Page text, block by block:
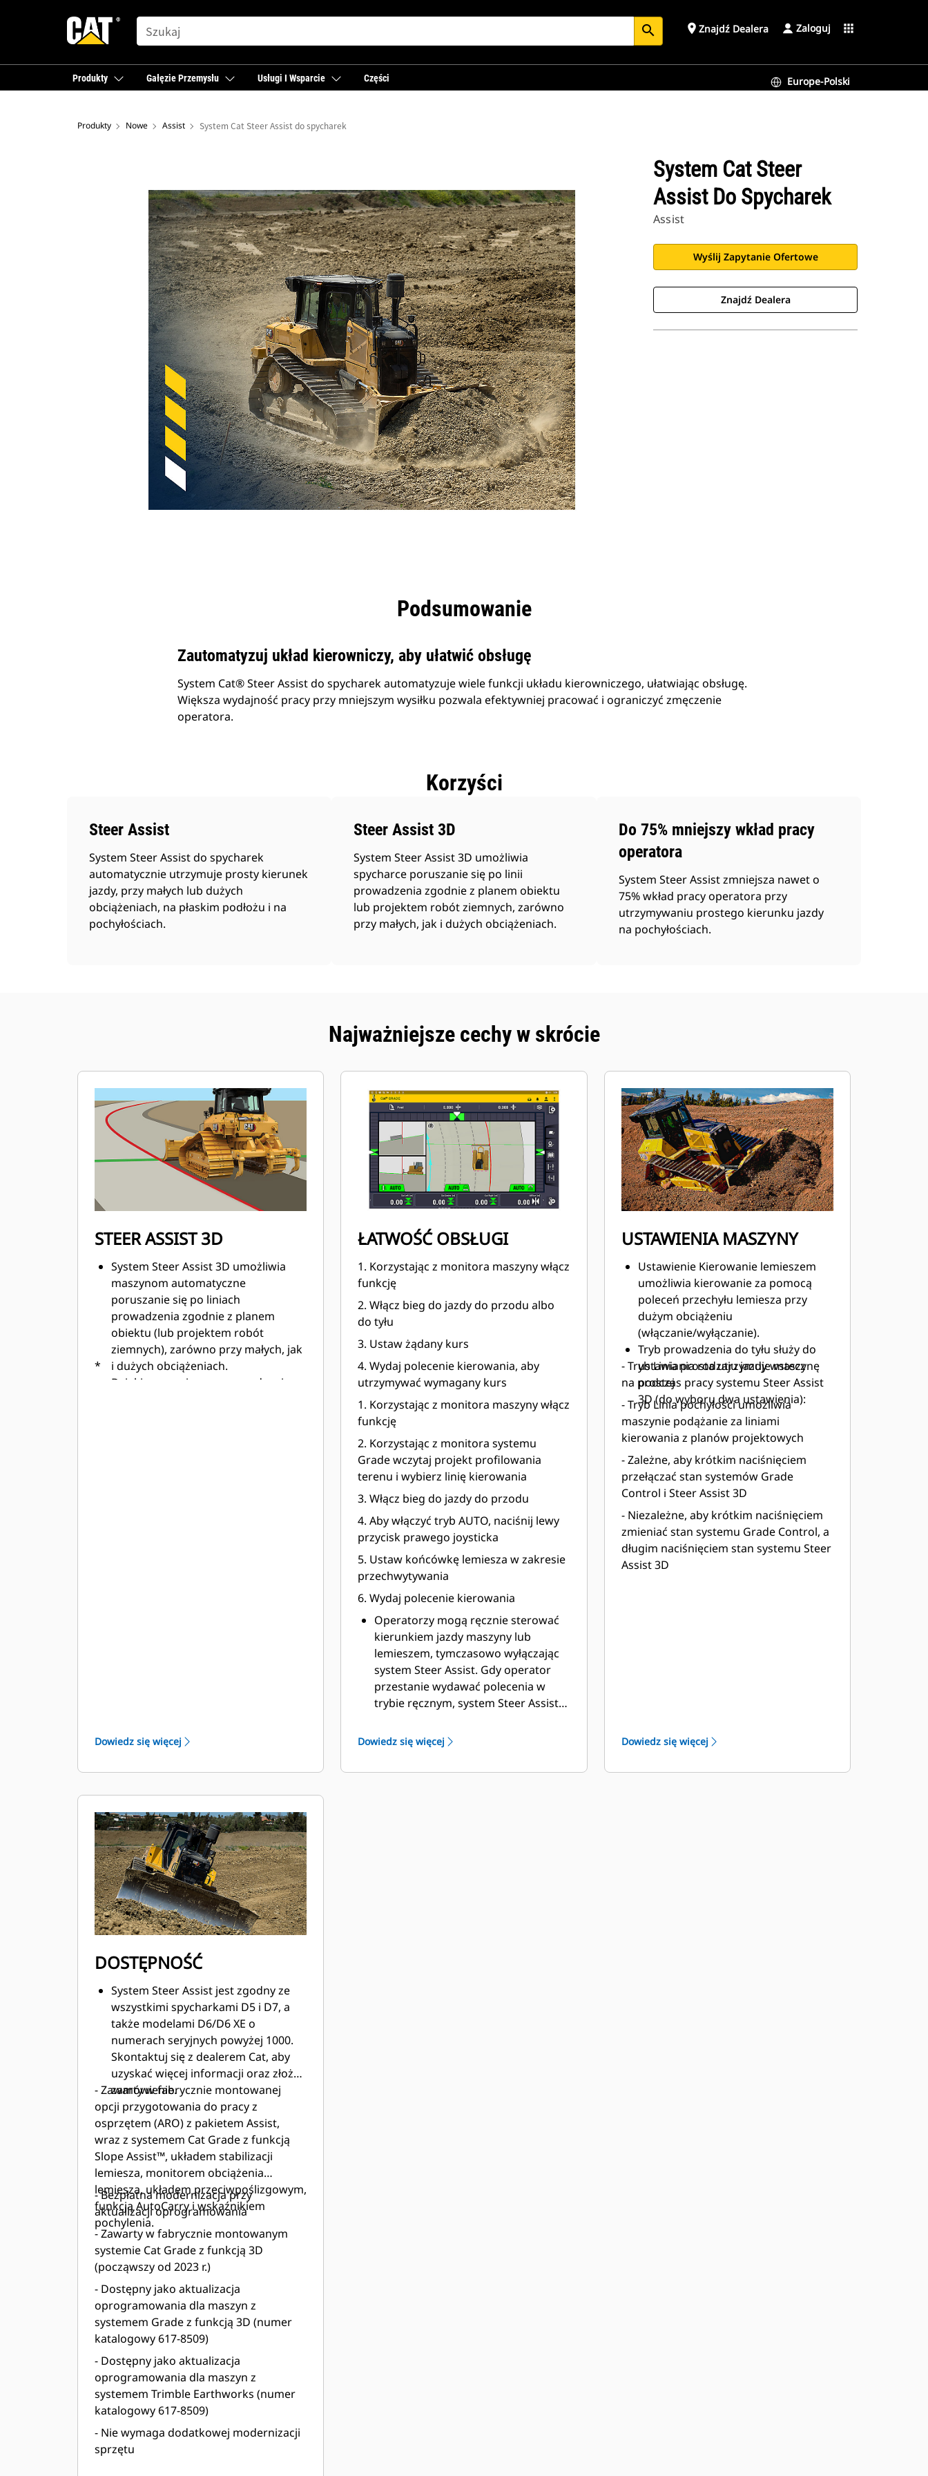
SEARCH search place Znajdź Dealera Zaloguj apps
Produkty Gałęzie Przemysłu Usługi I Wsparcie Części Europe-Polski
Produkty Nowe Assist System Cat Steer Assist do spycharek
System Cat Steer
Assist Do Spycharek
Assist
Wyślij Zapytanie Ofertowe
Znajdź Dealera
Podsumowanie
Zautomatyzuj układ kierowniczy, aby ułatwić obsługę
System Cat® Steer Assist do spycharek automatyzuje wiele funkcji układu kierowniczego, ułatwiając obsługę.
Większa wydajność pracy przy mniejszym wysiłku pozwala efektywniej pracować i ograniczyć zmęczenie
operatora. ​
Korzyści
Steer Assist
System Steer Assist do spycharek
automatycznie utrzymuje prosty kierunek
jazdy, przy małych lub dużych
obciążeniach, na płaskim podłożu i na
pochyłościach.
Steer Assist 3D
System Steer Assist 3D umożliwia
spycharce poruszanie się po linii
prowadzenia zgodnie z planem obiektu
lub projektem robót ziemnych, zarówno
przy małych, jak i dużych obciążeniach.
Do 75% mniejszy wkład pracy
operatora
System Steer Assist zmniejsza nawet o
75% wkład pracy operatora przy
utrzymywaniu prostego kierunku jazdy
na pochyłościach.
Najważniejsze cechy w skrócie
STEER ASSIST 3D
System Steer Assist 3D umożliwia
maszynom automatyczne
poruszanie się po liniach
prowadzenia zgodnie z planem
obiektu (lub projektem robót
ziemnych), zarówno przy małych, jak
i dużych obciążeniach.​
Dzięki precyzyjnemu prowadzeniu
*
Dowiedz się więcej
ŁATWOŚĆ OBSŁUGI
1. Korzystając z monitora maszyny włącz
funkcję
2. Włącz bieg do jazdy do przodu albo
do tyłu​
3. Ustaw żądany kurs​
4. Wydaj polecenie kierowania, aby
utrzymywać wymagany kurs​
1. Korzystając z monitora maszyny włącz
funkcję
2. Korzystając z monitora systemu
Grade wczytaj projekt profilowania
terenu i wybierz linię kierowania​
3. Włącz bieg do jazdy do przodu​
4. Aby włączyć tryb AUTO, naciśnij lewy
przycisk prawego joysticka​
5. Ustaw końcówkę lemiesza w zakresie
przechwytywania​
6. Wydaj polecenie kierowania​
Operatorzy mogą ręcznie sterować
kierunkiem jazdy maszyny lub
lemieszem, tymczasowo wyłączając
system Steer Assist. Gdy operator
przestanie wydawać polecenia w
trybie ręcznym, system Steer Assist
Dowiedz się więcej
USTAWIENIA MASZYNY
Ustawienie Kierowanie lemieszem
umożliwia kierowanie za pomocą
poleceń przechyłu lemiesza przy
dużym obciążeniu
(włączanie/wyłączanie).
Tryb prowadzenia do tyłu służy do
ustawiania rodzaju jazdy wstecz
podczas pracy systemu Steer Assist
3D (do wyboru dwa ustawienia):​
- Tryb Linia prosta utrzymuje maszynę
na prostej​
- Tryb Linia pochyłości umożliwia
maszynie podążanie za liniami
kierowania z planów projektowych
- Zależne, aby krótkim naciśnięciem
przełączać stan systemów Grade
Control i Steer Assist 3D
- Niezależne, aby krótkim naciśnięciem
zmieniać stan systemu Grade Control, a
długim naciśnięciem stan systemu Steer
Assist 3D
Dowiedz się więcej
DOSTĘPNOŚĆ
System Steer Assist jest zgodny ze
wszystkimi spycharkami D5 i D7, a
także modelami D6/D6 XE o
numerach seryjnych powyżej 1000.
Skontaktuj się z dealerem Cat, aby
uzyskać więcej informacji oraz złożyć
zamówienie. ​
- Zawarty w fabrycznie montowanej
opcji przygotowania do pracy z
osprzętem (ARO) z pakietem Assist​,
wraz z systemem Cat Grade z funkcją
Slope Assist™, układem stabilizacji
lemiesza, monitorem obciążenia
lemiesza, układem przeciwpoślizgowym,
funkcją AutoCarry i wskaźnikiem
pochylenia.
- Bezpłatna modernizacja przy
aktualizacji oprogramowania​
- Zawarty w fabrycznie montowanym
systemie Cat Grade z funkcją 3D
(począwszy od 2023 r.)​
- Dostępny jako aktualizacja
oprogramowania dla maszyn z
systemem Grade z funkcją 3D (numer
katalogowy 617-8509)​
- Dostępny jako aktualizacja
oprogramowania dla maszyn z
systemem Trimble Earthworks (numer
katalogowy 617-8509)​
- Nie wymaga dodatkowej modernizacji
sprzętu​